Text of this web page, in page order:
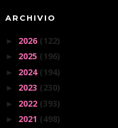
ARCHIVIO
► 2026 (122)
► 2025 (196)
► 2024 (194)
► 2023 (230)
► 2022 (393)
► 2021 (498)